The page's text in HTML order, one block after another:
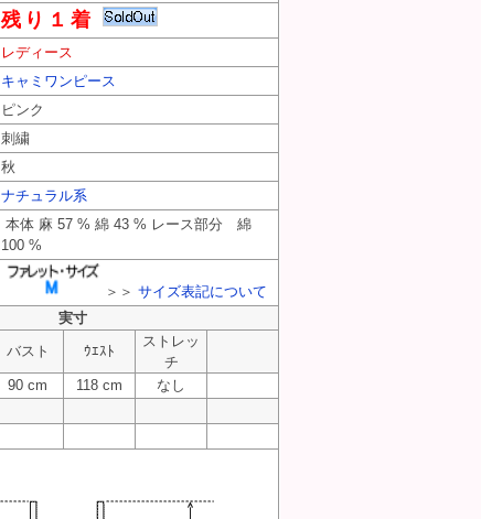
残り１着
レディース
キャミワンピース
ピンク
刺繍
秋
ナチュラル系
本体 麻 57 % 綿 43 % レース部分 綿
100 %
＞＞ サイズ表記について
実寸
バスト ｳｴｽﾄ
ストレッ
チ
90 cm 118 cm
なし